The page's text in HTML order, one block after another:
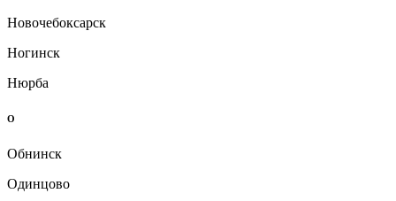
Новочебоксарск
Ногинск
Нюрба
О
Обнинск
Одинцово